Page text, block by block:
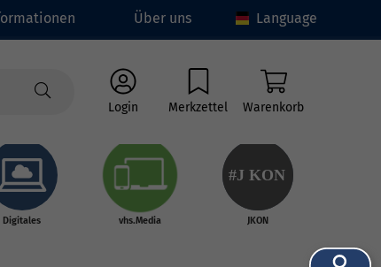
Über uns Language
Login Merkzettel Warenkorb
Digitales vhs.Media
#J KON
JKON